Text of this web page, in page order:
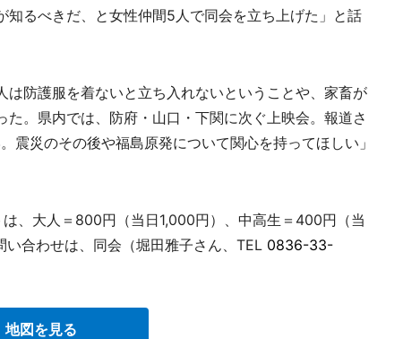
るべきだ、と女性仲間5人で同会を立ち上げた」と話
防護服を着ないと立ち入れないということや、家畜が
。県内では、防府・山口・下関に次ぐ上映会。報道さ
震災のその後や福島原発について関心を持ってほしい」
、大人＝800円（当日1,000円）、中高生＝400円（当
合わせは、同会（堀田雅子さん、TEL 0836-33-
地図を見る